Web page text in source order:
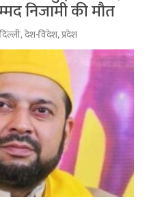
निजामी की मौत
दिल्ली,देश-विदेश,प्रदेश